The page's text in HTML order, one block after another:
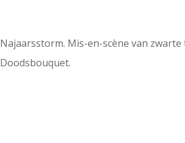
Najaarsstorm. Mis-en-scène van zwarte
Doodsbouquet.